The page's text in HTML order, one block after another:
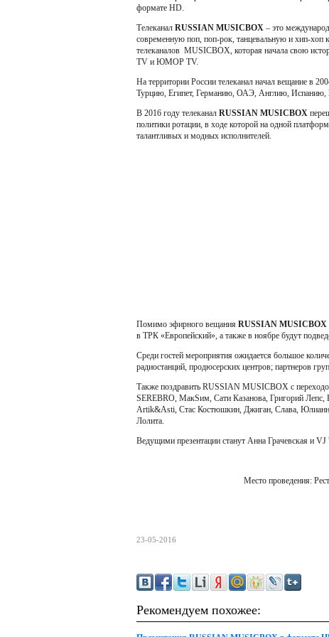
формате HD.
Телеканал RUSSIAN MUSICBOX – это
современную поп, поп-рок, танцевальную и хип-хоп
телеканалов MUSICBOX, которая начала свою
TV и ЮМОР TV.
На территории России телеканал начал вещание в
Турцию, Египет, Германию, ОАЭ, Англию, Испанию,
В 2016 году телеканал RUSSIAN MUSICBOX
политики ротации, в ходе которой на одной
талантливых и модных исполнителей.
Помимо эфирного вещания RUSSIAN MUSICBOX
в ТРК «Европейский», а также в ноябре будут
Среди гостей мероприятия ожидается большое
радиостанций, продюсерских центров; партнеров
Также поздравить RUSSIAN MUSICBOX с
SEREBRO, МакSим, Сати Казанова, Григорий
Artik&Asti, Стас Костюшкин, Джиган, Слава,
Лолита.
Ведущими презентации станут Анна Грачевская и VJ
Место проведения:
23-05-2016
Рекомендуем похожее: